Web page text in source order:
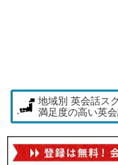
地域別 英会話ス
満足度の高い英